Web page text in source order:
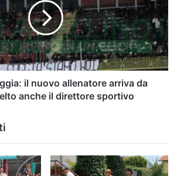
il nuovo allenatore arriva da
anche il direttore sportivo